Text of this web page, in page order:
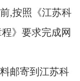
前,按照《江苏科
》要求完成网
邮寄到江苏科